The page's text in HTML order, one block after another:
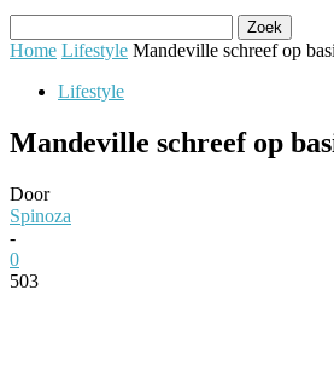
Home Lifestyle Mandeville schreef op
Lifestyle
Mandeville schreef op
Door
Spinoza
-
0
503